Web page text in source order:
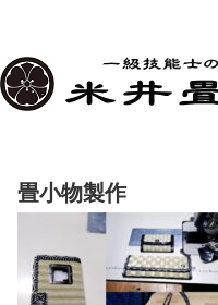
畳小物製作